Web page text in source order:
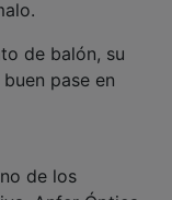
pase en
de los
Anfer Óptica,